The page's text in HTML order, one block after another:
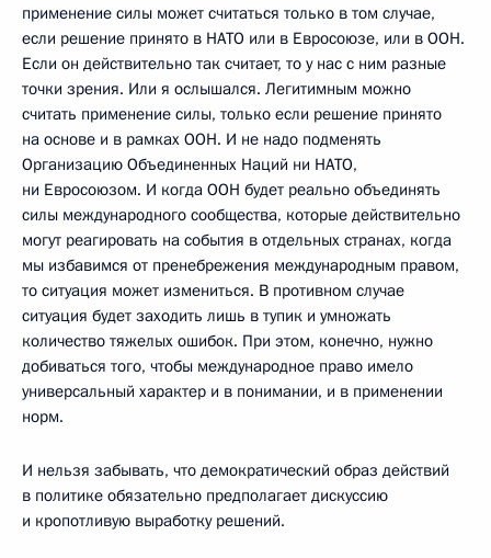
применение силы может считаться только в том случае,
если решение принято в НАТО или в Евросоюзе, или в ООН.
Если он действительно так считает, то у нас с ним разные
точки зрения. Или я ослышался. Легитимным можно
считать применение силы, только если решение принято
на основе и в рамках ООН. И не надо подменять
Организацию Объединенных Наций ни НАТО,
ни Евросоюзом. И когда ООН будет реально объединять
силы международного сообщества, которые действительно
могут реагировать на события в отдельных странах, когда
мы избавимся от пренебрежения международным правом,
то ситуация может измениться. В противном случае
ситуация будет заходить лишь в тупик и умножать
количество тяжелых ошибок. При этом, конечно, нужно
добиваться того, чтобы международное право имело
универсальный характер и в понимании, и в применении
норм.
И нельзя забывать, что демократический образ действий
в политике обязательно предполагает дискуссию
и кропотливую выработку решений.